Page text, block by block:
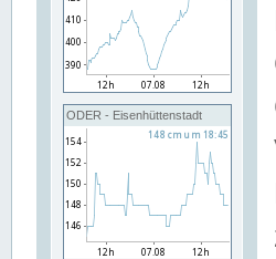
ODER - Eisenhüttenstadt